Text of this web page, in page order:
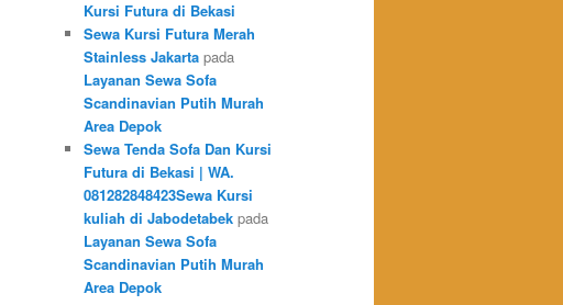
Kursi Futura di Bekasi
Sewa Kursi Futura Merah
Stainless Jakarta pada
Layanan Sewa Sofa
Scandinavian Putih Murah
Area Depok
Sewa Tenda Sofa Dan Kursi
Futura di Bekasi | WA.
081282848423Sewa Kursi
kuliah di Jabodetabek pada
Layanan Sewa Sofa
Scandinavian Putih Murah
Area Depok